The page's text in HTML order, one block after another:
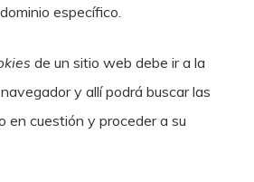
específico.
de un sitio web debe ir a la
y allí podrá buscar las
en cuestión y proceder a su